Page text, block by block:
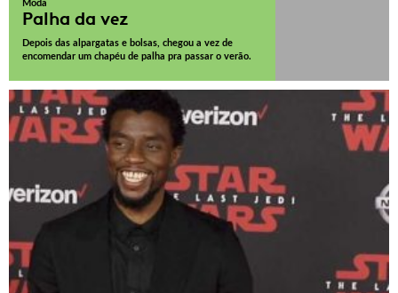
Moda
Palha da vez
Depois das alpargatas e bolsas, chegou a vez de
encomendar um chapéu de palha pra passar o verão.